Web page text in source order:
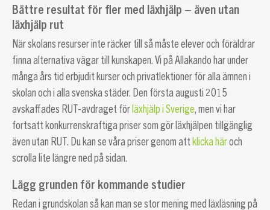
Bättre resultat för fler med läxhjälp – även utan
läxhjälp rut
När skolans resurser inte räcker till så måste elever och föräldrar
finna alternativa vägar till kunskapen. Vi på Allakando har under
många års tid erbjudit kurser och privatlektioner för alla ämnen i
skolan och i alla svenska städer. Den första augusti 2015
avskaffades RUT-avdraget för läxhjälp i Sverige, men vi har
fortsatt konkurrenskraftiga priser som gör läxhjälpen tillgänglig
även utan RUT. Du kan se våra priser genom att klicka häroch
scrolla lite längre ned på sidan.
Lägg grunden för kommande studier
Redan i grundskolan så kan man se stor mening med läxläsning på